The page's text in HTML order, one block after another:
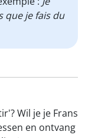
que je fais du
Wil je je Frans
en ontvang